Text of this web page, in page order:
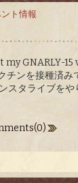
ト情報
my GNARLY-15
チンを接種済み
ンスタライブを